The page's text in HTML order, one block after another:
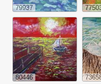
79937
80446